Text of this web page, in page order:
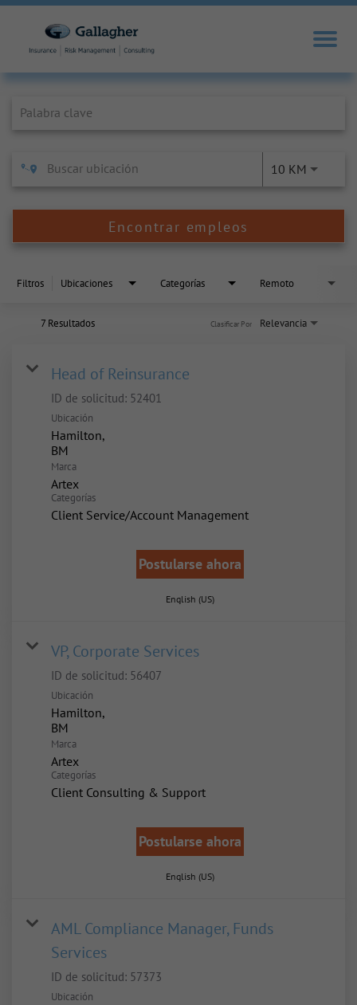
10 KM
Encontrar empleos
Filtros Ubicaciones Categorías Remoto
7 Resultados Relevancia
Clasificar Por
Head of Reinsurance
ID de solicitud: 52401
Ubicación
Hamilton,
Marca
Artex
Categorías
Client Service/Account Management
Postularse ahora
English (US)
VP, Corporate Services
ID de solicitud: 56407
Ubicación
Hamilton,
Marca
Artex
Categorías
Client Consulting & Support
Postularse ahora
English (US)
AML Compliance Manager, Funds
Services
ID de solicitud: 57373
Ubicación